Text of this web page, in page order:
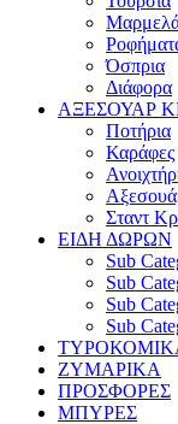
Όσπρια
Διάφορα
AΞΕΣΟΥΑΡ
Ποτήρια
Καράφες
Σταντ
ΕΙΔΗ ΔΩΡΩΝ
Sub
Sub
Sub
Sub
ΖΥΜΑΡΙΚΑ
ΠΡΟΣΦΟΡΕΣ
ΜΠΥΡΕΣ